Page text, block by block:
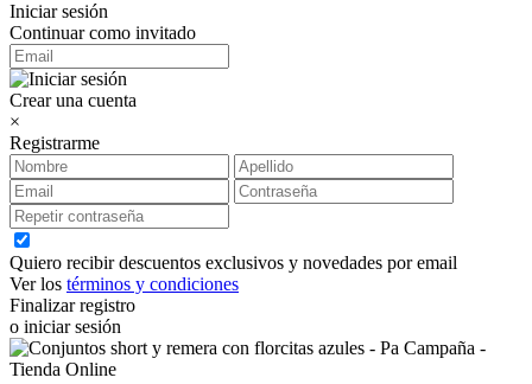
Iniciar sesión
Continuar como invitado
Crear una cuenta
×
Registrarme
Quiero recibir descuentos exclusivos y novedades por email
Ver los términos y condiciones
Finalizar registro
o iniciar sesión